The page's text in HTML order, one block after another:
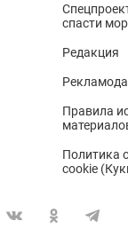
спасти
Редакция
Правила
Политика
cookie